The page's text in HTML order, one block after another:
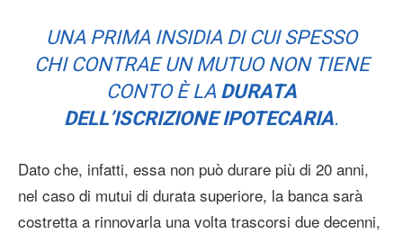
UNA PRIMA INSIDIA DI CUI SPESSO
CHI CONTRAE UN MUTUO NON TIENE
CONTO È LA DURATA
DELL’ISCRIZIONE IPOTECARIA.
Dato che, infatti, essa non può durare più di 20 anni,
nel caso di mutui di durata superiore, la banca sarà
costretta a rinnovarla una volta trascorsi due decenni,